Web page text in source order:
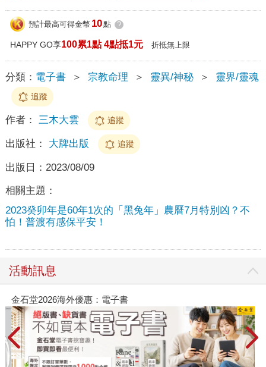
預計最高可得金幣 10點 ?
HAPPY GO享100累1點 4點抵1元 折抵無上限
分類： 電子書 ＞ 宗教命理 ＞ 靈異/神秘 ＞ 靈界/靈魂
追蹤
作者： 三木大雲 追蹤
出版社： 大牌出版 追蹤
出版日： 2023/08/09
相關主題：
2023癸卯年是60年1次的「黑兔年」農曆7月特別凶？不
怕！普渡有感保平安！
活動訊息
金石堂2026海外優惠：電子書